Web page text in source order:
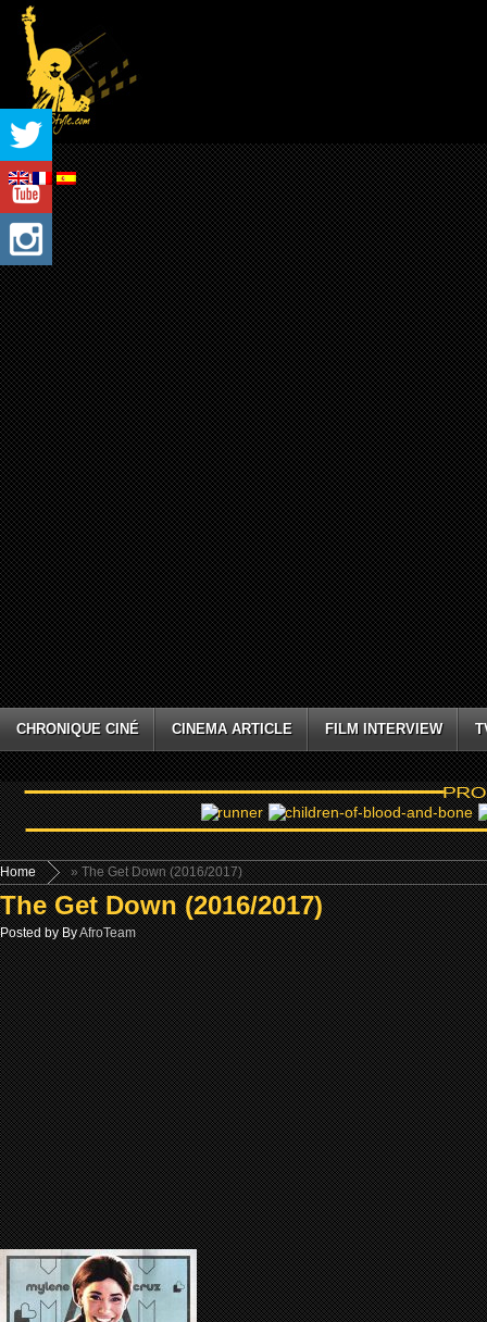
CHRONIQUE CINÉ CINEMA ARTICLE FILM INTERVIEW
Home » The Get Down (2016/2017)
The Get Down (2016/2017)
Posted by ByAfroTeam